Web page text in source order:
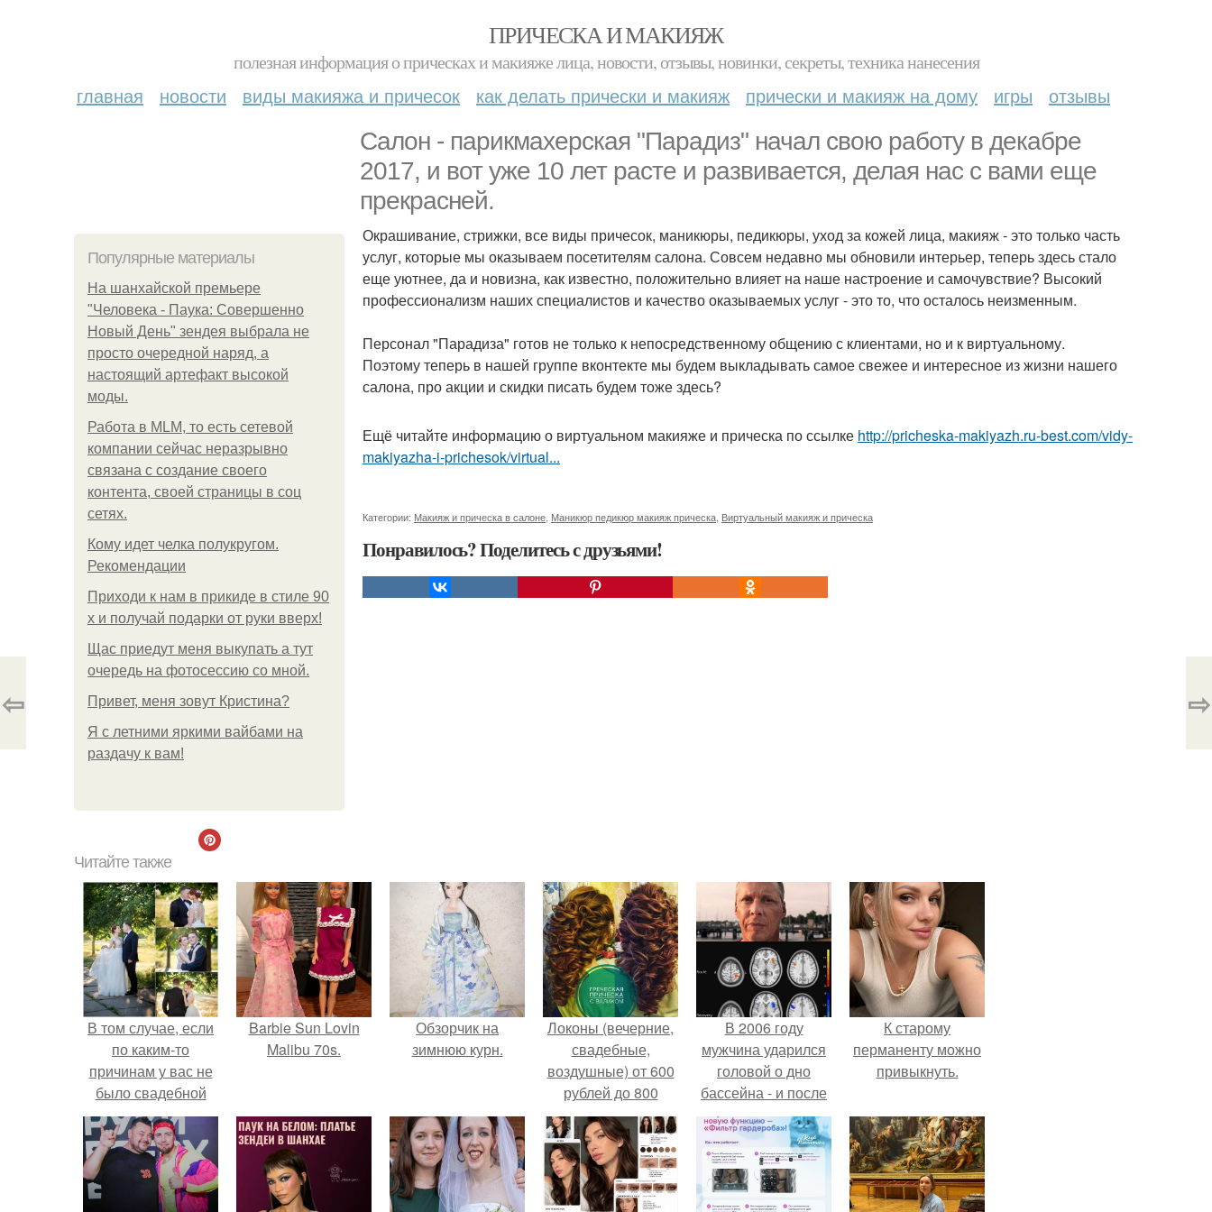
ПРИЧЕСКА И МАКИЯЖ
полезная информация о прическах и макияже лица, новости, отзывы, новинки, секреты, техника нанесения
главная новости виды макияжа и причесок как делать прически и макияж прически и макияж на дому игры отзывы
Салон - парикмахерская "Парадиз" начал свою работу в декабре
2017, и вот уже 10 лет расте и развивается, делая нас с вами еще
прекрасней.
Популярные материалы
На шанхайской премьере
"Человека - Паука: Совершенно
Новый День" зендея выбрала не
просто очередной наряд, а
настоящий артефакт высокой
моды.
Работа в MLM, то есть сетевой
компании сейчас неразрывно
связана с создание своего
контента, своей страницы в соц
сетях.
Кому идет челка полукругом.
Рекомендации
Приходи к нам в прикиде в стиле 90
х и получай подарки от руки вверх!
Щас приедут меня выкупать а тут
очередь на фотосессию со мной.
Привет, меня зовут Кристина?
Я с летними яркими вайбами на
раздачу к вам!
Окрашивание, стрижки, все виды причесок, маникюры, педикюры, уход за кожей лица, макияж - это только часть
услуг, которые мы оказываем посетителям салона. Совсем недавно мы обновили интерьер, теперь здесь стало
еще уютнее, да и новизна, как известно, положительно влияет на наше настроение и самочувствие? Высокий
профессионализм наших специалистов и качество оказываемых услуг - это то, что осталось неизменным.
Персонал "Парадиза" готов не только к непосредственному общению с клиентами, но и к виртуальному.
Поэтому теперь в нашей группе вконтекте мы будем выкладывать самое свежее и интересное из жизни нашего
салона, про акции и скидки писать будем тоже здесь?
Ещё читайте информацию о виртуальном макияже и прическа по ссылке http://pricheska-makiyazh.ru-best.com/vidy-
makiyazha-i-prichesok/virtual...
Категории: Макияж и прическа в салоне Маникюр педикюр макияж прическа Виртуальный макияж и прическа
Понравилось? Поделитесь с друзьями!
⇦ ⇨
Читайте также
В том случае, если
по каким-то
причинам у вас не
было свадебной
фотосессии - это не
проблема!
Barbie Sun Lovin
Malibu 70s.
Обзорчик на
зимнюю курн.
Локоны (вечерние,
свадебные,
воздушные) от 600
рублей до 800
рублей?
В 2006 году
мужчина ударился
головой о дно
бассейна - и после
этого его жизнь
изменилась самым
странным образом.
К старому
перманенту можно
привыкнуть.